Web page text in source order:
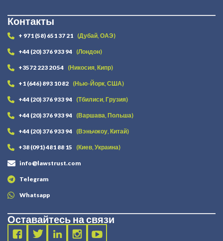
Контакты
+ 971 (58) 651 37 21 (Дубай, ОАЭ)
+44 (20) 376 933 94 (Лондон)
+3572 223 20 54 (Никосия, Кипр)
+1 (646) 893 10 82 (Нью-Йорк, США)
+44 (20) 376 933 94 (Тбилиси, Грузия)
+44 (20) 376 933 94 (Варшава, Польша)
+44 (20) 376 933 94 (Вэньчжоу, Китай)
+38 (091) 481 88 15 (Киев, Украина)
info@lawstrust.com
Telegram
Whatsapp
Оставайтесь на связи